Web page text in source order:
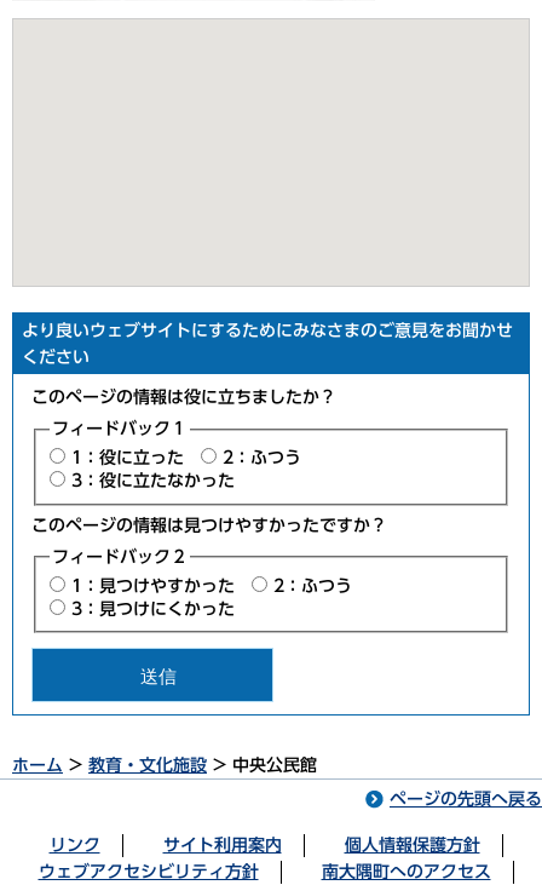
より良いウェブサイトにするためにみなさまのご意見をお聞かせ
ください
このページの情報は役に立ちましたか？
フィードバック１
1：役に立った
2：ふつう
3：役に立たなかった
このページの情報は見つけやすかったですか？
フィードバック２
1：見つけやすかった
2：ふつう
3：見つけにくかった
ホーム > 教育・文化施設 > 中央公民館
ページの先頭へ戻る
リンク サイト利用案内
個人情報保護方針
ウェブアクセシビリティ方針
南大隅町へのアクセス